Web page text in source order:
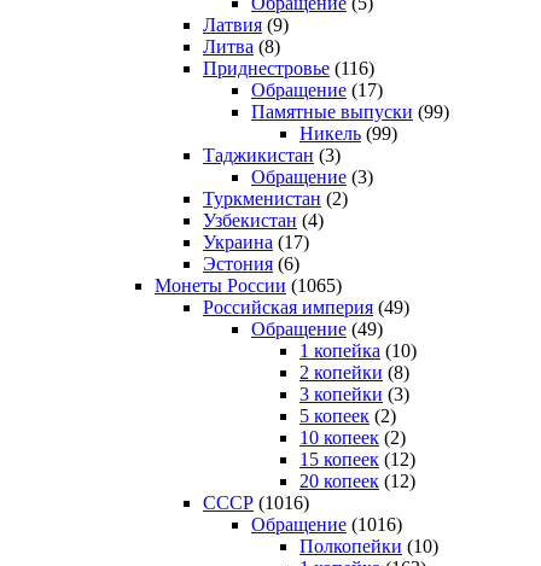
Латвия (9)
Литва (8)
Приднестровье (116)
Обращение (17)
Памятные выпуски (99)
Никель (99)
Таджикистан (3)
Обращение (3)
Туркменистан (2)
Узбекистан (4)
Украина (17)
Эстония (6)
Монеты России (1065)
Российская империя (49)
Обращение (49)
1 копейка (10)
2 копейки (8)
3 копейки (3)
5 копеек (2)
10 копеек (2)
15 копеек (12)
20 копеек (12)
СССР (1016)
Обращение (1016)
Полкопейки (10)